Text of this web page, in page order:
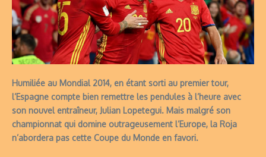
Humiliée au Mondial 2014, en étant sorti au premier tour,
l’Espagne compte bien remettre les pendules à l’heure avec
son nouvel entraîneur, Julian Lopetegui. Mais malgré son
championnat qui domine outrageusement l’Europe, la Roja
n’abordera pas cette Coupe du Monde en favori.